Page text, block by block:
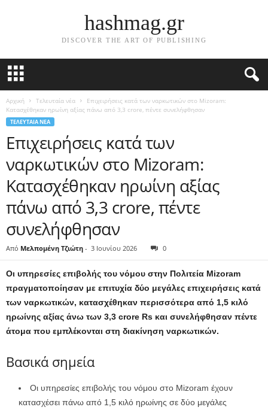
hashmag.gr
DISCOVER THE ART OF PUBLISHING
Αρχική Τελευταία νέα
Επιχειρήσεις κατά των ναρκωτικών στο Mizoram:
Κατασχέθηκαν ηρωίνη αξίας πάνω από 3,3 crore, πέντε συνελήφθησαν
ΤΕΛΕΥΤΑΊΑ ΝΈΑ
Επιχειρήσεις κατά των
ναρκωτικών στο Mizoram:
Κατασχέθηκαν ηρωίνη αξίας
πάνω από 3,3 crore, πέντε
συνελήφθησαν
Από Μελπομένη Τζιώτη - 3 Ιουνίου 2026 0
Οι υπηρεσίες επιβολής του νόμου στην Πολιτεία Mizoram
πραγματοποίησαν με επιτυχία δύο μεγάλες επιχειρήσεις κατά
των ναρκωτικών, κατασχέθηκαν περισσότερα από 1,5 κιλό
ηρωίνης αξίας άνω των 3,3 crore Rs και συνελήφθησαν πέντε
άτομα που εμπλέκονται στη διακίνηση ναρκωτικών.
Βασικά σημεία
Οι υπηρεσίες επιβολής του νόμου στο Mizoram έχουν
κατασχέσει πάνω από 1,5 κιλό ηρωίνης σε δύο μεγάλες